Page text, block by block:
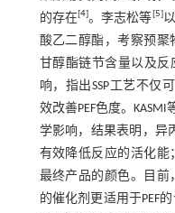
的存在[4]。李志松等[5]
酸乙二醇酯，考察预聚
甘醇酯链节含量以及反
响，指出SSP工艺不仅
效改善PEF色度。KASMI
学影响，结果表明，异
有效降低反应的活化能
最终产品的颜色。目前
的催化剂更适用于PEF